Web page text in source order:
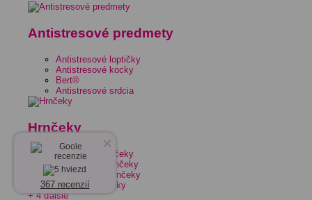
Antistresové predmety
Antistresové loptičky
Antistresové kocky
Bert®
Antistresové srdcia
Hrnčeky
Keramické hrnčeky
Smaltované hrnčeky
Porcelánové hrnčeky
Plastové hrnčeky
+ 4 ďalšie
×
367 recenzií